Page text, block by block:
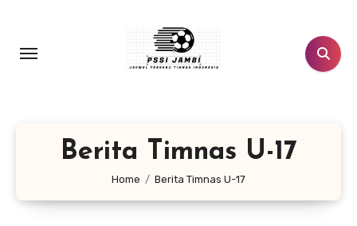
konten
Berita Timnas U-17
Home Berita Timnas U-17